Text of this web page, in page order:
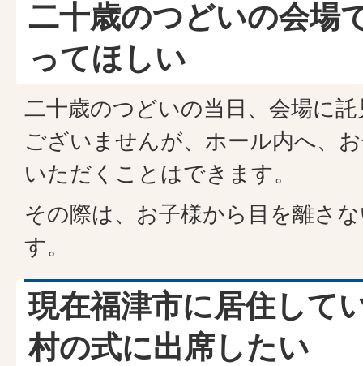
二十歳のつどいの会場
ってほしい
二十歳のつどいの当日、会場に
ございませんが、ホール内へ、
いただくことはできます。
その際は、お子様から目を離さ
す。
現在福津市に居住して
村の式に出席したい